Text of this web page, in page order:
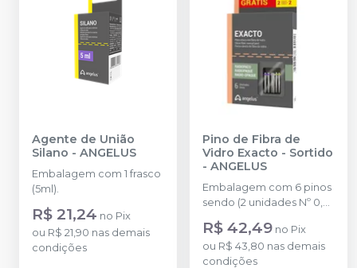
Agente de União
Silano - ANGELUS
Embalagem com 1 frasco
(5ml).
R$ 21,24 no Pix
ou R$ 21,90 nas demais
condições
Pino de Fibra de
Vidro Exacto - Sortido
- ANGELUS
Embalagem com 6 pinos
sendo (2 unidades Nº 0,5,
unidades Nº 2).
R$ 42,49 no Pix
ou R$ 43,80 nas demais
condições